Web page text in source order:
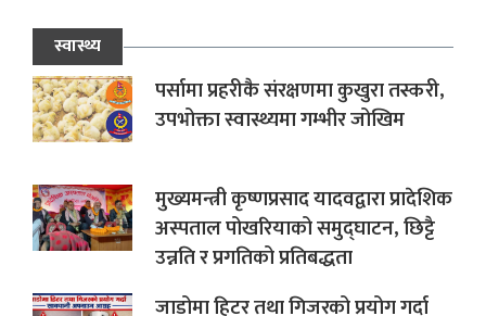
स्वास्थ्य
पर्सामा प्रहरीकै संरक्षणमा कुखुरा तस्करी,
उपभोक्ता स्वास्थ्यमा गम्भीर जोखिम
मुख्यमन्त्री कृष्णप्रसाद यादवद्वारा प्रादेशिक
अस्पताल पोखरियाको समुद्घाटन, छिट्टै
उन्नति र प्रगतिको प्रतिबद्धता
जाडोमा हिटर तथा गिजरको प्रयोग गर्दा